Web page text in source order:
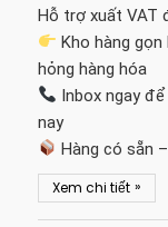
Hỗ trợ xuất VAT
Kho hàng
hỏng hàng hóa
Inbox ngay
nay
Hàng có sẵn
Xem chi tiết »